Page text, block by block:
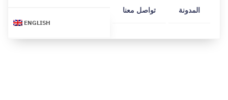
المدونة تواصل معنا
ENGLISH